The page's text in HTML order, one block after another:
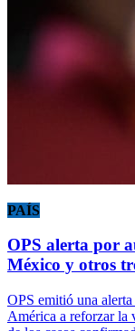
PAÍS
OPS alerta por
México y otros
OPS emitió una
América a reforzar la